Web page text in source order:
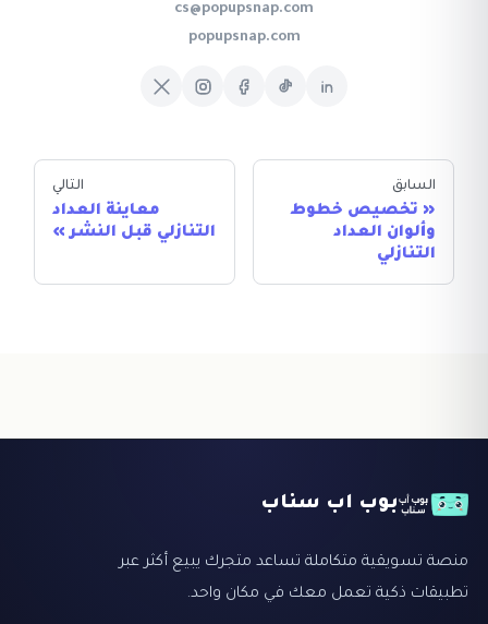
cs@popupsnap.com
popupsnap.com
السابق
تخصيص خطوط
وألوان العداد
التنازلي
التالي
معاينة العداد
التنازلي قبل النشر
بوب اب سناب
منصة تسويقية متكاملة تساعد متجرك يبيع أكثر عبر
تطبيقات ذكية تعمل معك في مكان واحد.